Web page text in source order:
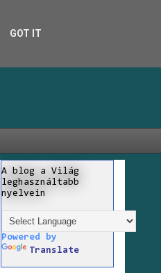
A blog a Világ
leghasználtabb
nyelvein
Powered by
Translate
GOT IT